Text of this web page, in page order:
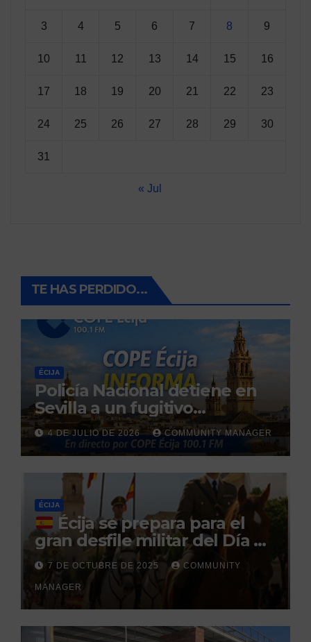
3 4 5 6 7 8 9
10 11 12 13 14 15 16
17 18 19 20 21 22 23
24 25 26 27 28 29 30
31
« Jul
TE HAS PERDIDO...
ÉCIJA
Policía Nacional detiene en
Sevilla a un fugitivo
reclamado por narcotráfico
tras no regresar a prisión
durante un permiso
penitenciario
4 DE JULIO DE 2026 COMMUNITY MANAGER
ÉCIJA
Écija se prepara para el
gran desfile militar del Día de
la Hispanidad organizado por
el Centro Militar de Cría
Caballar
7 DE OCTUBRE DE 2025 COMMUNITY
MANAGER